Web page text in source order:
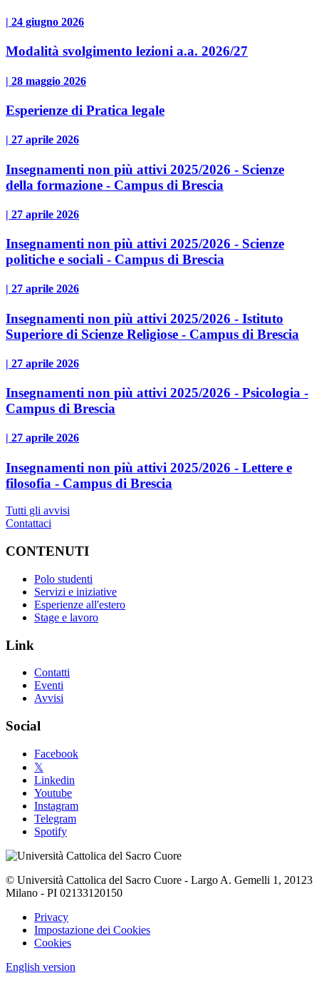
| 24 giugno 2026
Modalità svolgimento lezioni a.a. 2026/27
| 28 maggio 2026
Esperienze di Pratica legale
| 27 aprile 2026
Insegnamenti non più attivi 2025/2026 - Scienze
della formazione - Campus di Brescia
| 27 aprile 2026
Insegnamenti non più attivi 2025/2026 - Scienze
politiche e sociali - Campus di Brescia
| 27 aprile 2026
Insegnamenti non più attivi 2025/2026 - Istituto
Superiore di Scienze Religiose - Campus di Brescia
| 27 aprile 2026
Insegnamenti non più attivi 2025/2026 - Psicologia -
Campus di Brescia
| 27 aprile 2026
Insegnamenti non più attivi 2025/2026 - Lettere e
filosofia - Campus di Brescia
Tutti gli avvisi
Contattaci
CONTENUTI
Polo studenti
Servizi e iniziative
Esperienze all'estero
Stage e lavoro
Link
Contatti
Eventi
Avvisi
Social
Facebook
𝕏
Linkedin
Youtube
Instagram
Telegram
Spotify
© Università Cattolica del Sacro Cuore - Largo A. Gemelli 1, 20123
Milano - PI 02133120150
Privacy
Impostazione dei Cookies
Cookies
English version